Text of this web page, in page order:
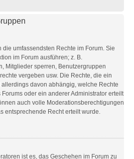
umfassendsten Rechte im Forum. Sie
im Forum ausführen; z. B.
Mitglieder sperren, Benutzergruppen
vergeben usw. Die Rechte, die ein
davon abhängig, welche Rechte
oder ein anderer Administrator erteilt
auch volle Moderationsberechtigungen
entsprechende Recht erteilt wurde.
ist es, das Geschehen im Forum zu